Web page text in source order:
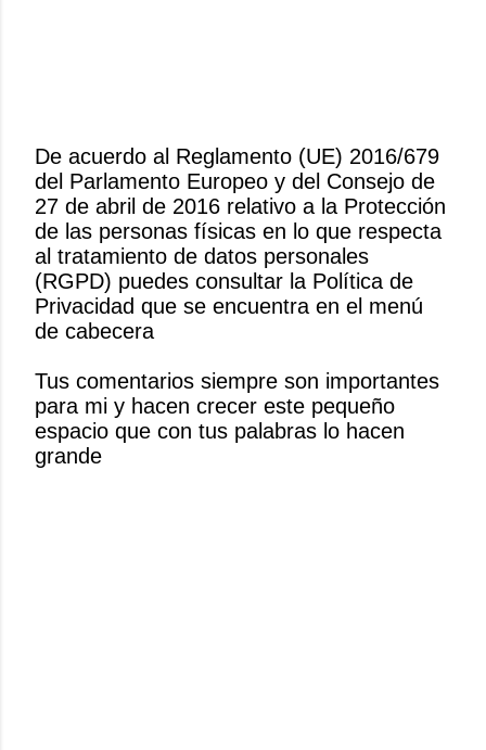
P
u
b
l
i
c
a
u
n
c
o
De acuerdo al Reglamento (UE) 2016/679
del Parlamento Europeo y del Consejo de
27 de abril de 2016 relativo a la Protección
de las personas físicas en lo que respecta
al tratamiento de datos personales
(RGPD) puedes consultar la Política de
Privacidad que se encuentra en el menú
de cabecera
Tus comentarios siempre son importantes
para mi y hacen crecer este pequeño
espacio que con tus palabras lo hacen
grande